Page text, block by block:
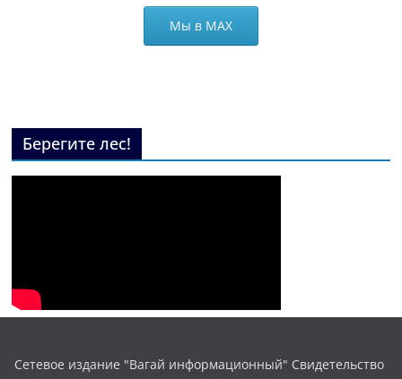
Мы в МАХ
Берегите лес!
Сетевое издание "Вагай информационный" Свидетельство